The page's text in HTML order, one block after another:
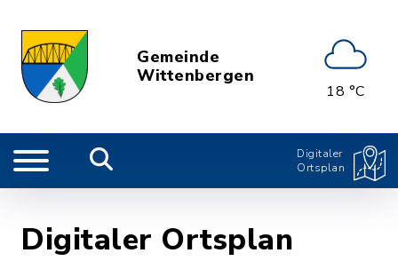
Gemeinde
Wittenbergen
18 °C
Digitaler
Ortsplan
Digitaler Ortsplan